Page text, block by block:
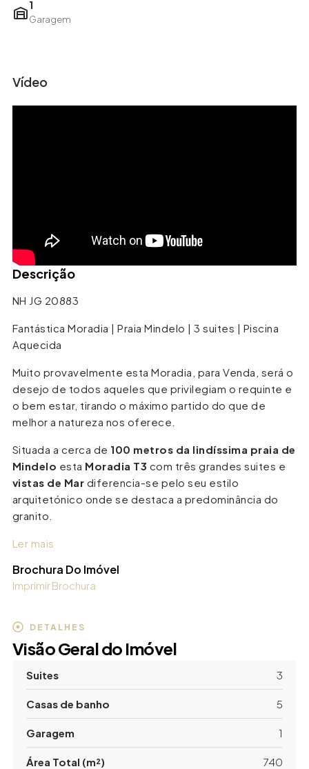
1
Garagem
−
Vídeo
Descrição
NH JG 20883
Fantástica Moradia | Praia Mindelo | 3 suites | Piscina
Aquecida
Muito provavelmente esta Moradia, para Venda, será o
desejo de todos aqueles que privilegiam o requinte e
o bem estar, tirando o máximo partido do que de
melhor a natureza nos oferece.
Situada a cerca de 100 metros da lindíssima praia de
Mindelo esta Moradia T3 com três grandes suites e
vistas de Mar diferencia-se pelo seu estilo
arquitetónico onde se destaca a predominância do
granito.
Ler mais
Brochura Do Imóvel
Imprimir Brochura
DETALHES
Visão Geral do Imóvel
Suites 3
Casas de banho 5
Garagem 1
Área Total (m²) 740